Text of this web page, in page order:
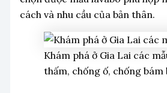
cách và nhu cầu của bản thân.
Khám phá ở Gia Lai các
thấm, chống ố, chống